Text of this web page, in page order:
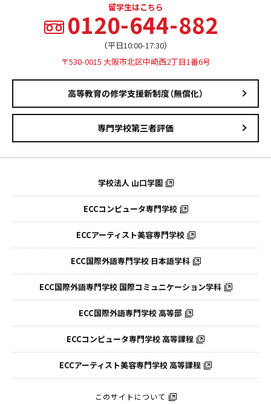
留学生はこちら
0120-644-882
（平日10:00-17:30）
〒530-0015 大阪市北区中崎西2丁目1番6号
高等教育の修学支援新制度（無償化）
専門学校第三者評価
学校法人 山口学園
ECCコンピュータ専門学校
ECCアーティスト美容専門学校
ECC国際外語専門学校 日本語学科
ECC国際外語専門学校 国際コミュニケーション学科
ECC国際外語専門学校 高等部
ECCコンピュータ専門学校 高等課程
ECCアーティスト美容専門学校 高等課程
このサイトについて